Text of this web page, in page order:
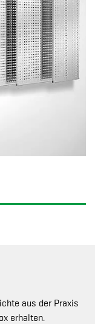
aus der Praxis
erhalten.